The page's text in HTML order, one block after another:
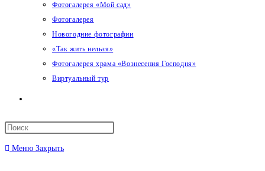
Фотогалерея «Мой сад»
Фотогалерея
Новогодние фотографии
«Так жить нельзя»
Фотогалерея храма «Вознесения Господня»
Виртуальный тур
поиск
по
Меню Закрыть